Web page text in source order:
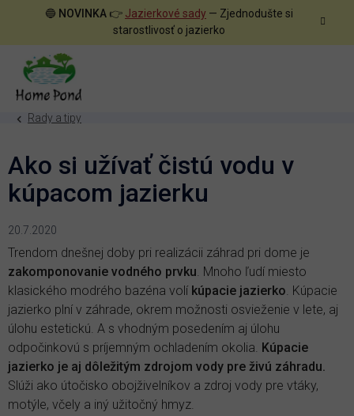
🔵 NOVINKA 👉 Jazierkové sady — Zjednodušte si
starostlivosť o jazierko
Rady a tipy
Ako si užívať čistú vodu v
kúpacom jazierku
20.7.2020
Trendom dnešnej doby pri realizácii záhrad pri dome je
zakomponovanie vodného prvku . Mnoho ľudí miesto
klasického modrého bazéna volí kúpacie jazierko . Kúpacie
jazierko plní v záhrade, okrem možnosti osvieženie v lete, aj
úlohu estetickú. A s vhodným posedením aj úlohu
odpočinkovú s príjemným ochladením okolia. Kúpacie
jazierko je aj dôležitým zdrojom vody pre živú záhradu.
Slúži ako útočisko obojživelníkov a zdroj vody pre vtáky,
motýle, včely a iný užitočný hmyz.